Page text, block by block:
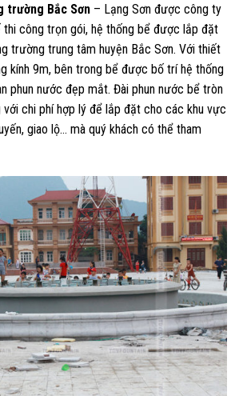
trường Bắc Sơn – Lạng Sơn được công ty
thi công trọn gói, hệ thống bể được lắp đặt
trường trung tâm huyện Bắc Sơn. Với thiết
kính 9m, bên trong bể được bố trí hệ thống
phun nước đẹp mắt. Đài phun nước bể tròn
chi phí hợp lý để lắp đặt cho các khu vực
giao lộ… mà quý khách có thể tham